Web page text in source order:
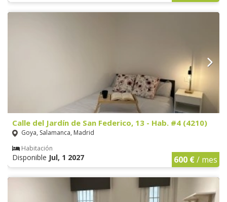
Calle del Jardín de San Federico, 13 - Hab. #4 (4210)
Goya, Salamanca, Madrid
Habitación
Disponible Jul, 1 2027 600 €/ mes